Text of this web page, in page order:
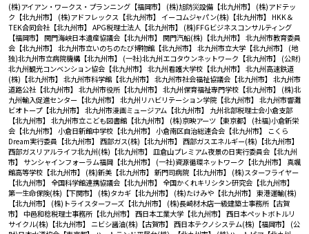
(株)アイアン・ワークス・プランニング【福岡市】 (株)旭防災設備【北九州市】 (株)アドテッ
ク【北九州市】 (株)アドフレックス【北九州市】 イーコムジャパン(株)【北九州市】 HKK＆
TEK合同会社【北九州市】 APG税理士法人【北九州市】 (株)FFGビジネスコンサルティング
【福岡市】 関門海峡日本遺産協議会【北九州市】 関門汽船(株)【北九州市】 北九州市教育委員
会【北九州市】 北九州市立いのちのたび博物館【北九州市】 北九州市立大学【北九州市】 (地
独)北九州市立病院機構【北九州市】 (一社)北九州エコタウンネットワーク【北九州市】 (公財)
北九州観光コンベンション協会【北九州市】 北九州看護大学校【北九州市】 北九州高速鉄道
(株)【北九州市】 北九州市科学館【北九州市】 北九州市社会福祉協議会【北九州市】 北九州市
道路公社【北九州市】 北九州市役所【北九州市】 北九州保育福祉専門学校【北九州市】 (株)北
九州輸入促進センター【北九州市】 北九州リハビリテーション学院【北九州市】 北九州市響灘
ビオトープ【北九州市】 北九州市漫画ミュージアム【北九州市】 九州北部税理士会小倉支部
【北九州市】 北九州市立こども図書館【北九州市】 (株)京映アーツ【東京都】 (社福)小倉新栄
会【北九州市】 小倉日新館中学校【北九州市】 小倉南区自治総連合会【北九州市】
こくら
Dream実行委員【北九州市】 西部ガス(株)【北九州市】 西部ガスエネルギー(株)【北九州市】
西部ガスリアルライフ北九州(株)【北九州市】 皿倉山プレミアム夜景の日実行委員会【北九州
市】 サンシャインフォーラム福岡【北九州市】 (一社)資源循環ネットワーク【北九州市】 真颯
館高等学校【北九州市】 (株)新美【北九州市】 新門司病院【北九州市】 (株)スターフライヤー
【北九州市】 全国科学館連携協議会【北九州市】 全国かくれキリシタン研究会【北九州市】
第一生命保険(株)【下関市】 (株)タカギ【北九州市】 (株)たけみや【北九州市】 東港運輸(株)
【北九州市】 (株)トライスターフーズ【北九州市】 (株)長崎材木店一級建築士事務所【古賀
市】 中邑和稔税理士事務所【北九州市】 西日本工業大学【北九州市】 西日本ペットボトルリ
サイクル(株)【北九州市】 ニビシ醤油(株)【古賀市】 西日本テクノシステム(株)【福岡市】 (公